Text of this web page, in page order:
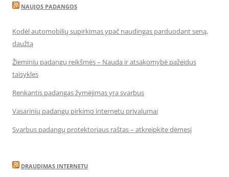
NAUJOS PADANGOS
Kodėl automobilių supirkimas ypač naudingas parduodant seną,
daužtą
Žieminių padangų reikšmės – Nauda ir atsakomybė pažeidus
taisykles
Renkantis padangas žymėjimas yra svarbus
Vasarinių padangų pirkimo internetu privalumai
Svarbus padangų protektoriaus raštas – atkreipkite dėmesį
DRAUDIMAS INTERNETU